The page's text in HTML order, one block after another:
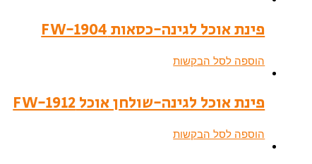
פינת אוכל לגינה-כסאות FW-1904
הוספה לסל הבקשות
פינת אוכל לגינה-שולחן אוכל FW-1912
הוספה לסל הבקשות